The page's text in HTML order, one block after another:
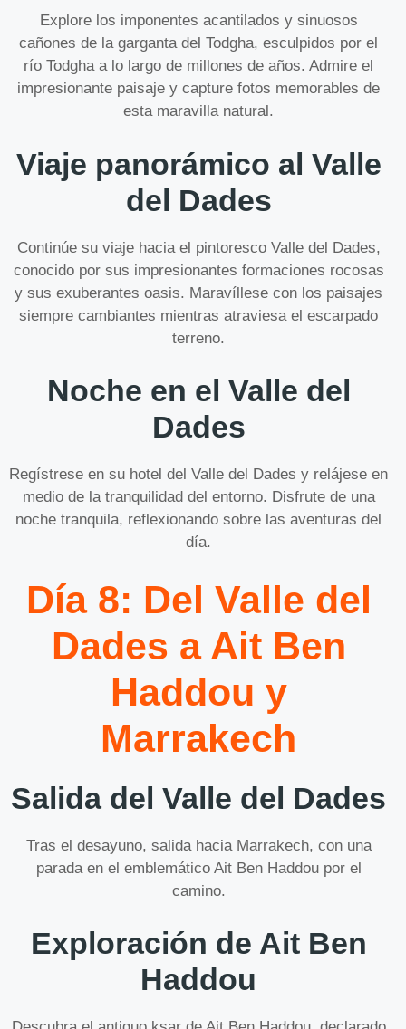
Explore los imponentes acantilados y sinuosos
cañones de la garganta del Todgha, esculpidos por el
río Todgha a lo largo de millones de años. Admire el
impresionante paisaje y capture fotos memorables de
esta maravilla natural.
Viaje panorámico al Valle
del Dades
Continúe su viaje hacia el pintoresco Valle del Dades,
conocido por sus impresionantes formaciones rocosas
y sus exuberantes oasis. Maravíllese con los paisajes
siempre cambiantes mientras atraviesa el escarpado
terreno.
Noche en el Valle del
Dades
Regístrese en su hotel del Valle del Dades y relájese en
medio de la tranquilidad del entorno. Disfrute de una
noche tranquila, reflexionando sobre las aventuras del
día.
Día 8: Del Valle del
Dades a Ait Ben
Haddou y
Marrakech
Salida del Valle del Dades
Tras el desayuno, salida hacia Marrakech, con una
parada en el emblemático Ait Ben Haddou por el
camino.
Exploración de Ait Ben
Haddou